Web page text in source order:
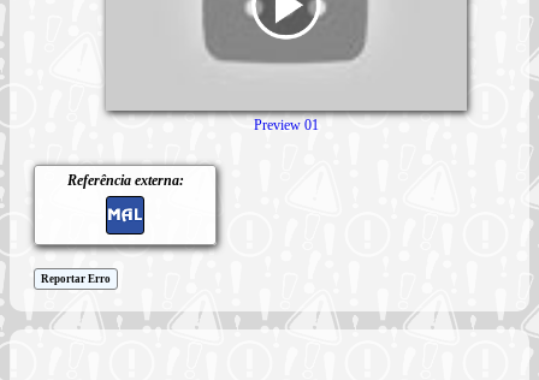
Referência externa:
Preview 01
Reportar Erro